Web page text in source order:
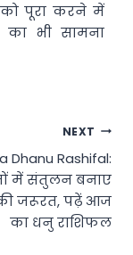
को पूरा करने में
का भी सामना
NEXT
Dhanu Rashifal:
में संतुलन बनाए
जरूरत, पढ़ें आज
का धनु राशिफल